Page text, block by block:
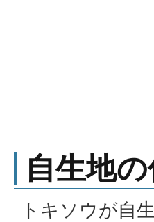
自生地
トキソウが自